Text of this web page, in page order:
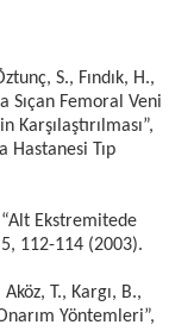
S., Fındık, H.,
Sıçan Femoral Veni
Hastanesi Tıp
“Alt Ekstremitede
112-114 (2003).
T., Kargı, B.,
Yöntemleri”,